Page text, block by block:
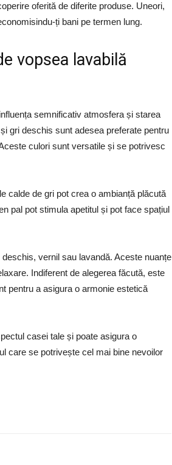
oferită de diferite produse. Uneori,
ți bani pe termen lung.
vopsea lavabilă
semnificativ atmosfera și starea
gri deschis sunt adesea preferate pentru
culori sunt versatile și se potrivesc
calde de gri pot crea o ambianță plăcută
pal pot stimula apetitul și pot face spațiul
vernil sau lavandă. Aceste nuanțe
Indiferent de alegerea făcută, este
pentru a asigura o armonie estetică
casei tale și poate asigura o
care se potrivește cel mai bine nevoilor